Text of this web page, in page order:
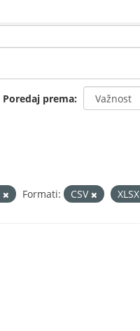
Poredaj prema
Formati: CSV XLSX